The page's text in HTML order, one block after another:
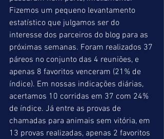
Fizemos um pequeno levantamento
estatístico que julgamos ser do
interesse dos parceiros do blog para as
próximas semanas. Foram realizados 37
páreos no conjunto das 4 reuniões, e
apenas 8 favoritos venceram (21% de
índice). Em nossas indicações diárias,
acertamos 10 corridas em 37 com 24%
de índice. Já entre as provas de
chamadas para animais sem vitória, em
13 provas realizadas, apenas 2 favoritos